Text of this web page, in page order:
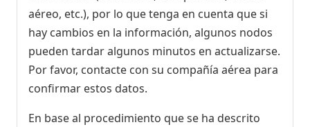
aéreo, etc.), por lo que tenga en cuenta que si
hay cambios en la información, algunos nodos
pueden tardar algunos minutos en actualizarse.
Por favor, contacte con su compañía aérea para
confirmar estos datos.
En base al procedimiento que se ha descrito